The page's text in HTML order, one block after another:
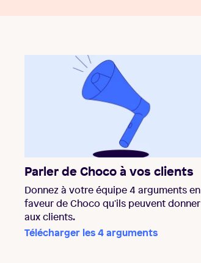
Parler de Choco à vos clients
Donnez à votre équipe 4 arguments en
faveur de Choco qu'ils peuvent donner
aux clients.
Télécharger les 4 arguments